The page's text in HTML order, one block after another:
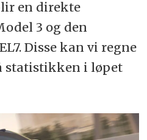
en direkte
3 og den
Disse kan vi regne
statistikken i løpet